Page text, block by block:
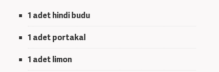
1 adethindi budu
1 adetportakal
1 adetlimon